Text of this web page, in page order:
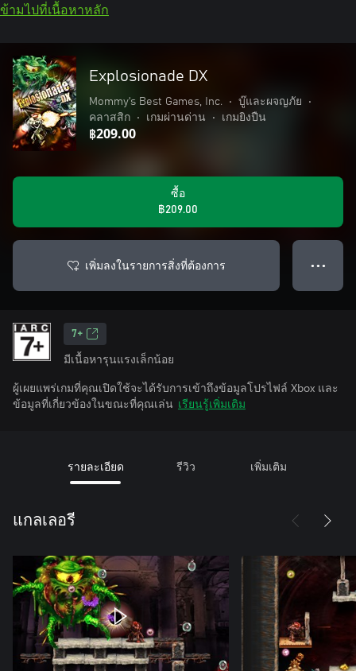
ข้ามไปที่เนื้อหาหลัก
Explosionade DX
Mommy's Best Games, Inc. • บู๊และผจญภัย
•
คลาสสิก
• เกมผ่านด่าน • เกมยิงปืน
฿209.00
ซื้อ
฿209.00
เพิ่มลงในรายการสิ่งที่ต้องการ ● ● ●
7+
มีเนื้อหารุนแรงเล็กน้อย
ผู้เผยแพร่เกมที่คุณเปิดใช้จะได้รับการเข้าถึงข้อมูลโปรไฟล์ Xbox และ
ข้อมูลที่เกี่ยวข้องในขณะที่คุณเล่น เรียนรู้เพิ่มเติม
รายละเอียด รีวิว เพิ่มเติม
แกลเลอรี